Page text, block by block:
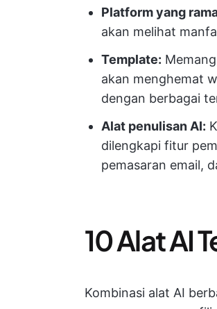
Platform yang
akan melihat
Template:
akan menghemat
dengan berbagai
Alat penulisan AI:
dilengkapi fitur
pemasaran email,
10 Alat AI
Kombinasi alat AI